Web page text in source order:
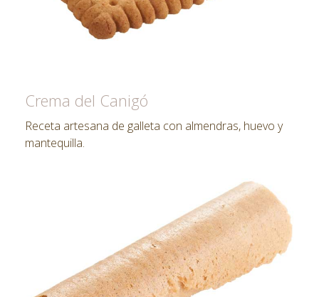
Crema del Canigó
Receta artesana de galleta con almendras, huevo y
mantequilla.